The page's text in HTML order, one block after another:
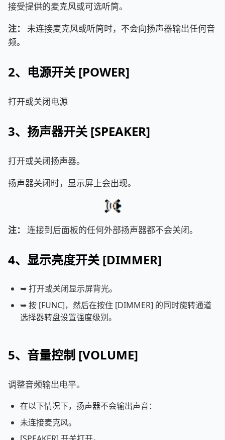
接受提供的麦克风或可选听筒。
注：
未连接麦克风或听筒时，不会向扬声器输出任何音
频。
2、电源开关 [POWER]
打开或关闭电源
3、扬声器开关 [SPEAKER]
打开或关闭扬声器。
扬声器关闭时，显示屏上会出现。
注： 连接到后面板的任何外部扬声器都不会关闭。
4、显示亮度开关 [DIMMER]
➥ 打开或关闭显示屏背光。
➥ 按 [FUNC]，然后在按住 [DIMMER] 的同时旋转通道
选择器转盘设置强度级别。
5、音量控制 [VOLUME]
调整音频输出电平。
在以下情况下，扬声器不会输出声音：
未连接麦克风。